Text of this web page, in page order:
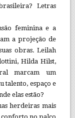
Letras
feminina e a
a projeção de
obras. Leilah
Hilda Hilst,
marcam um
talento, espaço e
elas estão?
herdeiras mais